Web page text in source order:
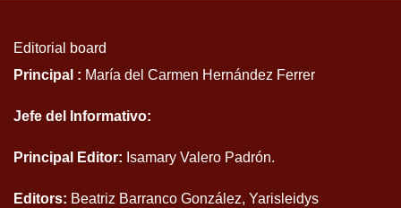
Editorial board
Principal : María del Carmen Hernández Ferrer
Jefe del Informativo:
Principal Editor: Isamary Valero Padrón.
Editors: Beatriz Barranco González, Yarisleidys